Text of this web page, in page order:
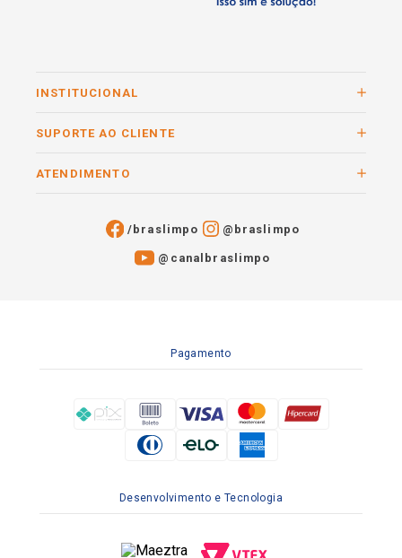
INSTITUCIONAL
SUPORTE AO CLIENTE
ATENDIMENTO
/braslimpo @braslimpo
@canalbraslimpo​
Pagamento
Desenvolvimento e Tecnologia